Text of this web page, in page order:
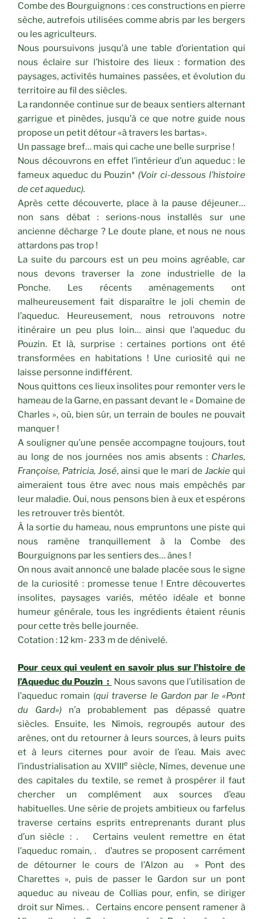
Combe des Bourguignons : ces constructions en pierre
sèche, autrefois utilisées comme abris par les bergers
ou les agriculteurs.
Nous poursuivons jusqu’à une table d’orientation qui
nous éclaire sur l’histoire des lieux : formation des
paysages, activités humaines passées, et évolution du
territoire au fil des siècles.
La randonnée continue sur de beaux sentiers alternant
garrigue et pinèdes, jusqu’à ce que notre guide nous
propose un petit détour «à travers les bartas».
Un passage bref… mais qui cache une belle surprise !
Nous découvrons en effet l’intérieur d’un aqueduc : le
fameux aqueduc du Pouzin* (Voir ci-dessous l’histoire
de cet aqueduc).
Après cette découverte, place à la pause déjeuner…
non sans débat : serions-nous installés sur une
ancienne décharge ? Le doute plane, et nous ne nous
attardons pas trop !
La suite du parcours est un peu moins agréable, car
nous devons traverser la zone industrielle de la
Ponche. Les récents aménagements ont
malheureusement fait disparaître le joli chemin de
l’aqueduc. Heureusement, nous retrouvons notre
itinéraire un peu plus loin… ainsi que l’aqueduc du
Pouzin. Et là, surprise : certaines portions ont été
transformées en habitations ! Une curiosité qui ne
laisse personne indifférent.
Nous quittons ces lieux insolites pour remonter vers le
hameau de la Garne, en passant devant le « Domaine de
Charles », où, bien sûr, un terrain de boules ne pouvait
manquer !
A souligner qu’une pensée accompagne toujours, tout
au long de nos journées nos amis absents : Charles,
Françoise, Patricia, José, ainsi que le mari de Jackie qui
aimeraient tous être avec nous mais empêchés par
leur maladie. Oui, nous pensons bien à eux et espérons
les retrouver très bientôt.
À la sortie du hameau, nous empruntons une piste qui
nous ramène tranquillement à la Combe des
Bourguignons par les sentiers des… ânes !
On nous avait annoncé une balade placée sous le signe
de la curiosité : promesse tenue ! Entre découvertes
insolites, paysages variés, météo idéale et bonne
humeur générale, tous les ingrédients étaient réunis
pour cette très belle journée.
Cotation : 12 km- 233 m de dénivelé.
Pour ceux qui veulent en savoir plus sur l’histoire de
l’Aqueduc du Pouzin : Nous savons que l’utilisation de
l’aqueduc romain (qui traverse le Gardon par le «Pont
du Gard») n’a probablement pas dépassé quatre
siècles. Ensuite, les Nîmois, regroupés autour des
arènes, ont du retourner à leurs sources, à leurs puits
et à leurs citernes pour avoir de l’eau. Mais avec
l’industrialisation au XVIIIe siècle, Nîmes, devenue une
des capitales du textile, se remet à prospérer il faut
chercher un complément aux sources d’eau
habituelles. Une série de projets ambitieux ou farfelus
traverse certains esprits entreprenants durant plus
d’un siècle : . Certains veulent remettre en état
l’aqueduc romain, . d’autres se proposent carrément
de détourner le cours de l’Alzon au » Pont des
Charettes », puis de passer le Gardon sur un pont
aqueduc au niveau de Collias pour, enfin, se diriger
droit sur Nîmes. . Certains encore pensent ramener à